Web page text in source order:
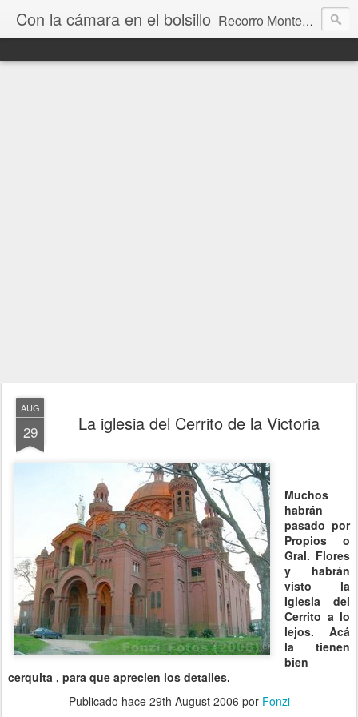
Con la cámara en el bolsillo Recorro Montevideo y el mundo. Fotos e historias de aquí y allá.
AUG
29 La iglesia del Cerrito de la Victoria
Muchos
habrán
pasado por
Propios o
Gral. Flores
y habrán
visto la
Iglesia del
Cerrito a lo
lejos. Acá
la tienen
bien
cerquita , para que aprecien los detalles.
Publicado hace 29th August 2006 por Fonzi